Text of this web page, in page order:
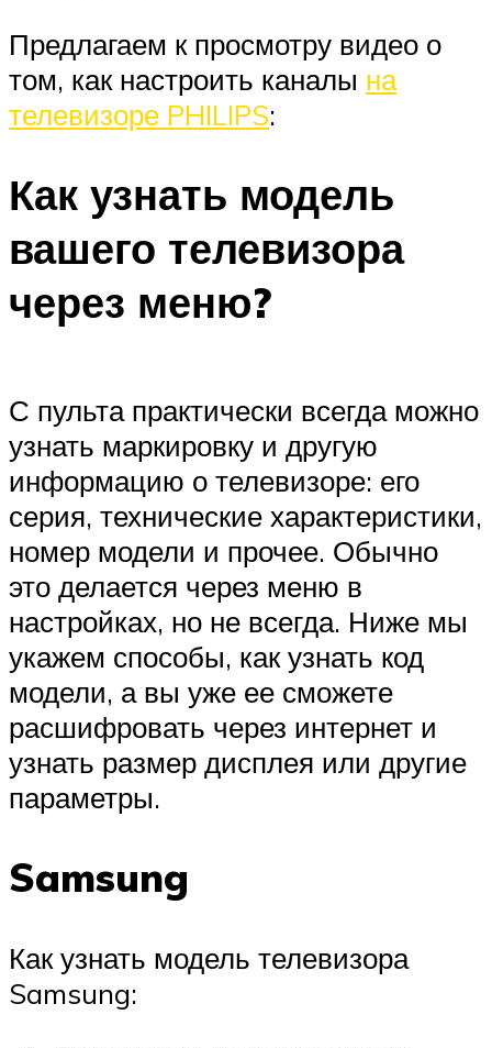
Предлагаем к просмотру видео о
том, как настроить каналы на
телевизоре PHILIPS:
Как узнать модель
вашего телевизора
через меню?
С пульта практически всегда можно
узнать маркировку и другую
информацию о телевизоре: его
серия, технические характеристики,
номер модели и прочее. Обычно
это делается через меню в
настройках, но не всегда. Ниже мы
укажем способы, как узнать код
модели, а вы уже ее сможете
расшифровать через интернет и
узнать размер дисплея или другие
параметры.
Samsung
Как узнать модель телевизора
Samsung: